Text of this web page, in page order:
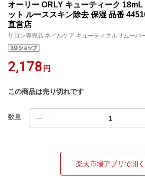
オーリー ORLY キューティーク
ット ルーススキン除去 保湿 品番
直営店
サロン専売品 ネイルケア キューティクルリムーバ
2,178 円
この商品は売り切れです
数量
楽天市場アプリで開く